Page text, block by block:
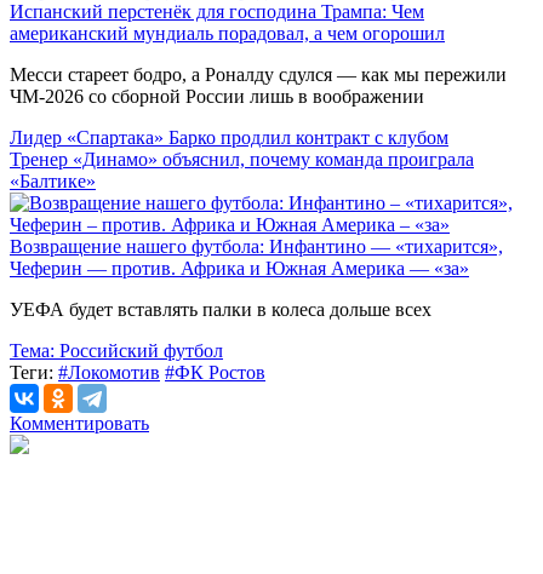
Испанский перстенёк для господина Трампа: Чем
американский мундиаль порадовал, а чем огорошил
Месси стареет бодро, а Роналду сдулся — как мы пережили
ЧМ-2026 со сборной России лишь в воображении
Лидер «Спартака» Барко продлил контракт с клубом
Тренер «Динамо» объяснил, почему команда проиграла
«Балтике»
Возвращение нашего футбола: Инфантино — «тихарится»,
Чеферин — против. Африка и Южная Америка — «за»
УЕФА будет вставлять палки в колеса дольше всех
Тема: Российский футбол
Теги: #Локомотив #ФК Ростов
Комментировать